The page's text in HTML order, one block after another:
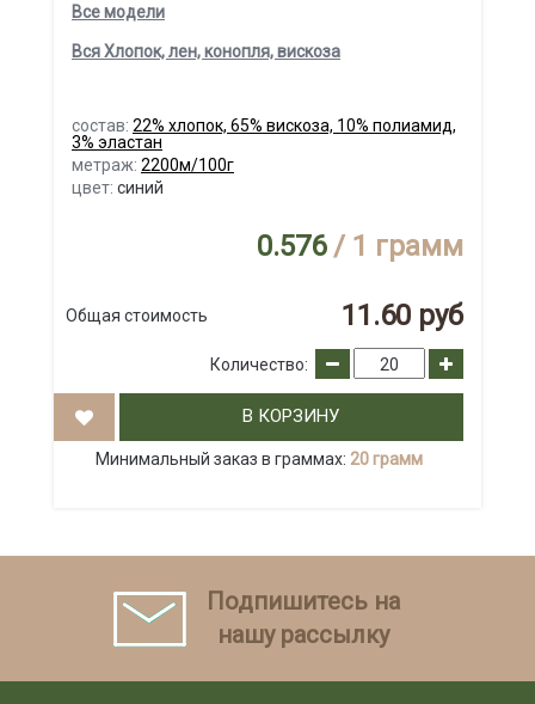
Все модели
Вся Хлопок, лен, конопля, вискоза
состав: 22% хлопок, 65% вискоза, 10% полиамид,
3% эластан
метраж: 2200м/100г
цвет: синий
0.576/ 1 грамм
Общая стоимость 11.60 руб
Количество:
В КОРЗИНУ
Минимальный заказ в граммах: 20 грамм
Подпишитесь на
нашу рассылку